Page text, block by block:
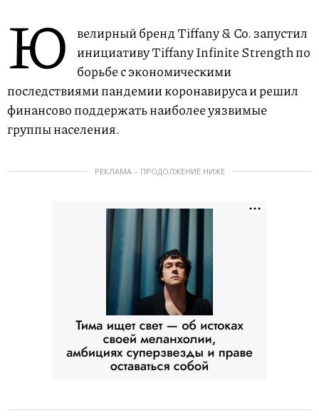
Ю
велирный бренд Tiffany & Co. запустил
инициативу Tiffany Infinite Strength по
борьбе с экономическими
последствиями пандемии коронавируса и решил
финансово поддержать наиболее уязвимые
группы населения.
РЕКЛАМА – ПРОДОЛЖЕНИЕ НИЖЕ